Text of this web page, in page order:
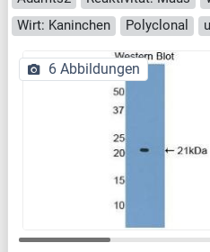
Wirt: Kaninchen
Polyclonal
6 Abbildungen